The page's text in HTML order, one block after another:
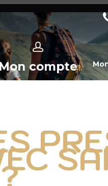
Mon compte